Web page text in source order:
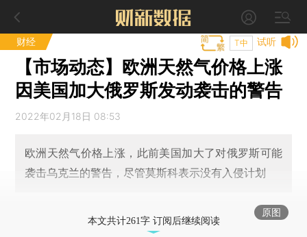
财经 试听
T中
【市场动态】欧洲天然气价格上涨
因美国加大俄罗斯发动袭击的警告
2022年02月18日 08:53
欧洲天然气价格上涨，此前美国加大了对俄罗斯可能
袭击乌克兰的警告，尽管莫斯科表示没有入侵计划
原图
本文共计261字 订阅后继续阅读